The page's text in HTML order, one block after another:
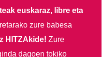
euskaraz, libre eta
zure babesa
HITZAkide!Zure
dagoen tokiko